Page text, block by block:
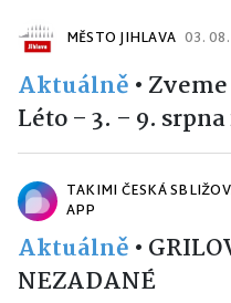
MĚSTO JIHLAVA 03.
Aktuálně •
Léto – 3. – 9.
TAKIMI ČESKÁ
APP
Aktuálně •
NEZADANÉ